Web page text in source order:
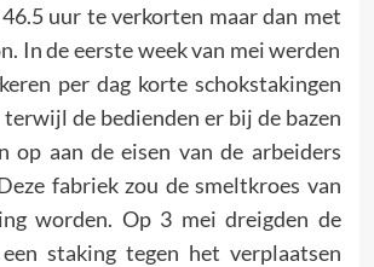
uur te verkorten maar dan met
In de eerste week van mei werden
per dag korte schoksta­kingen
terwijl de bedienden er bij de bazen
op aan de eisen van de arbeiders
fabriek zou de smeltkroes van
worden. Op 3 mei dreigden de
staking tegen het ver­plaatsen